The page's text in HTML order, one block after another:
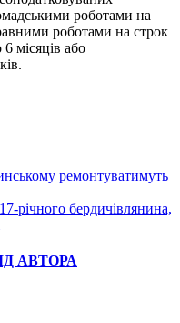
роботами на
роботами на строк
місяців або
ремонтуватимуть
річного бердичівлянина,
АВТОРА